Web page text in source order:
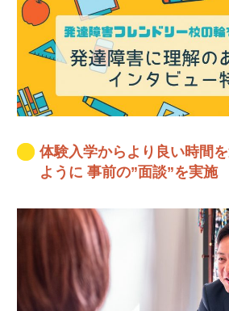
体験入学からより良い時間
ように 事前の”面談”を実施